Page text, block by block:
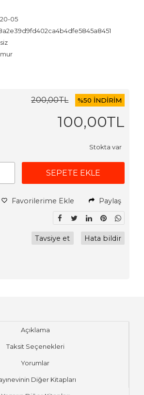
05
200,00TL %50 İNDİRİM
100,00TL
Stokta var
SEPETE EKLE
Favorilerime Ekle Paylaş
Tavsiye et Hata bildir
Açıklama
Taksit Seçenekleri
Yorumlar
Diğer Kitapları